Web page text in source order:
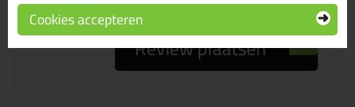
Review plaatsen
Cookies accepteren